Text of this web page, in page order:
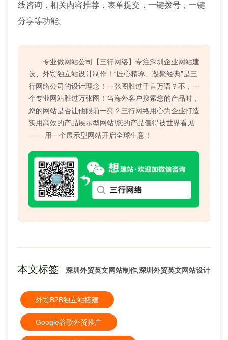
线咨询，相关内容推荐，表单提交，一键拨号，一键
分享等功能。
专业做网站公司【三行网络】专注深圳企业网站建
设、外贸独立站设计制作！“匠心精琢、凝聚经典”是三
行网络公司的设计理念！一张图胜过千言万语？不，一
个专业网站胜过万张图！当海外客户搜索您的产品时，
您的网站是否让他眼前一亮？三行网络用心为企业打造
实用高效的产品展示型网站!您的产品值得被世界看见
—— 用一个展示型网站开启全球生意！
本文标签 深圳外贸英文网站制作,深圳外贸英文网站设计
外贸B2B独立站搭建
Google谷歌外贸推广